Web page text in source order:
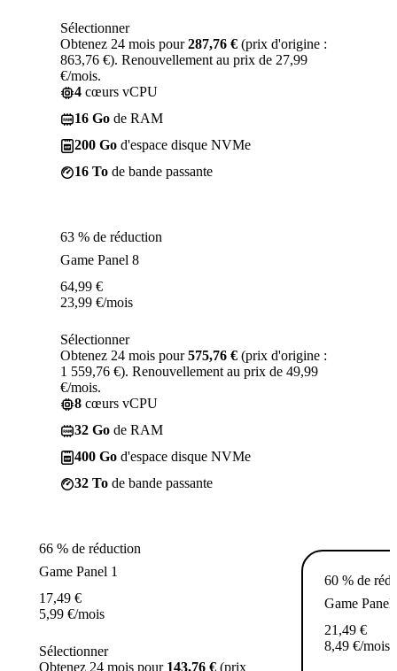
Sélectionner
Obtenez 24 mois pour287,76 € (prix d'origine :
863,76 €). Renouvellement au prix de 27,99
€/mois.
4 cœurs vCPU
16 Go de RAM
200 Go d'espace disque NVMe
16 To de bande passante
63 % de réduction
Game Panel 8
64,99 €
23,99 €/mois
Sélectionner
Obtenez 24 mois pour575,76 € (prix d'origine :
1 559,76 €). Renouvellement au prix de 49,99
€/mois.
8 cœurs vCPU
32 Go de RAM
400 Go d'espace disque NVMe
32 To de bande passante
66 % de réduction
Game Panel 1
17,49 €
5,99 €/mois
Sélectionner
Obtenez 24 mois pour 143,76 € (prix
60 % de
Game Panel
21,49 €
8,49 €/mois